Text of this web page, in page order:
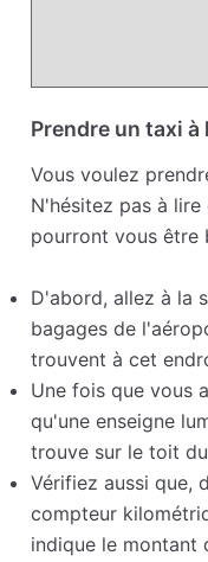
Prendre un taxi
Vous voulez
N'hésitez pas à
pourront vous être
D'abord, allez à la
bagages de
trouvent à cet
Une fois que vous
qu'une enseigne
trouve sur le toit
Vérifiez aussi que,
compteur
indique le montant